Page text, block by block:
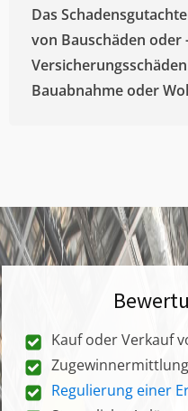
Das
von Bauschäden oder
Bauabnahme oder
Kauf oder Verkauf
Regulierung einer